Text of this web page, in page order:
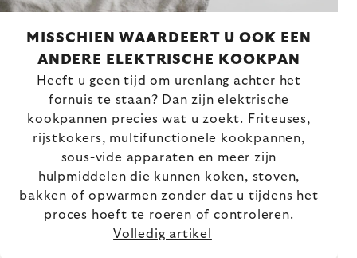
MISSCHIEN WAARDEERT U OOK EEN
ANDERE ELEKTRISCHE KOOKPAN
Heeft u geen tijd om urenlang achter het
fornuis te staan? Dan zijn elektrische
kookpannen precies wat u zoekt. Friteuses,
rijstkokers, multifunctionele kookpannen,
sous-vide apparaten en meer zijn
hulpmiddelen die kunnen koken, stoven,
bakken of opwarmen zonder dat u tijdens het
proces hoeft te roeren of controleren.
Volledig artikel